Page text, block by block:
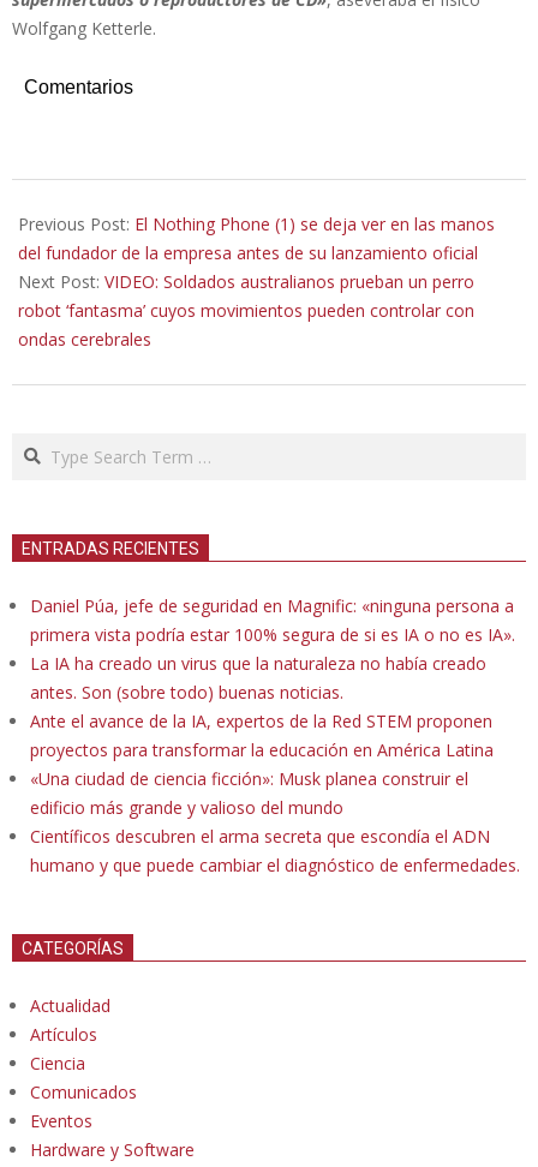
Wolfgang Ketterle.
Comentarios
06-
21
Previous Post: El Nothing Phone (1) se deja ver en las manos
del fundador de la empresa antes de su lanzamiento oficial
Next Post: VIDEO: Soldados australianos prueban un perro
robot ‘fantasma’ cuyos movimientos pueden controlar con
ondas cerebrales
Search
ENTRADAS RECIENTES
Daniel Púa, jefe de seguridad en Magnific: «ninguna persona a
primera vista podría estar 100% segura de si es IA o no es IA».
La IA ha creado un virus que la naturaleza no había creado
antes. Son (sobre todo) buenas noticias.
Ante el avance de la IA, expertos de la Red STEM proponen
proyectos para transformar la educación en América Latina
«Una ciudad de ciencia ficción»: Musk planea construir el
edificio más grande y valioso del mundo
Científicos descubren el arma secreta que escondía el ADN
humano y que puede cambiar el diagnóstico de enfermedades.
CATEGORÍAS
Actualidad
Artículos
Ciencia
Comunicados
Eventos
Hardware y Software